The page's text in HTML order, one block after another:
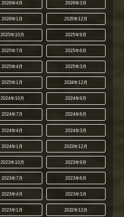
2026年4月 2026年3月
2026年1月 2025年12月
2025年10月 2025年9月
2025年7月 2025年6月
2025年4月 2025年3月
2025年1月 2024年12月
2024年10月 2024年9月
2024年7月 2024年6月
2024年4月 2024年3月
2024年1月 2023年12月
2023年10月 2023年9月
2023年7月 2023年6月
2023年4月 2023年3月
2023年1月 2022年12月